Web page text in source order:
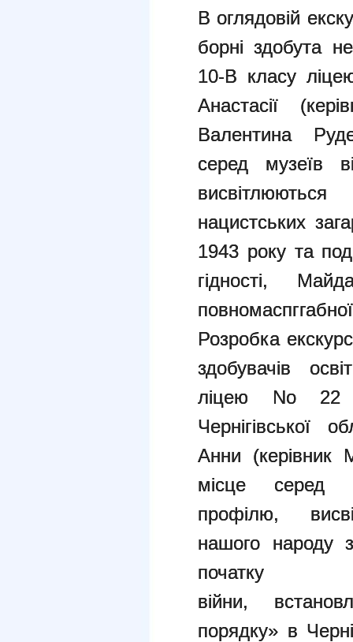
В оглядовій
борні здобута
10-В класу
Анастасії
Валентина
серед музеїв
нацистських
1943 року та
гідності,
Розробка
здобувачів
ліцею No 22
Чернігівської
Анни (керівник
місце серед
профілю,
нашого народу
початку
війни,
порядку» в